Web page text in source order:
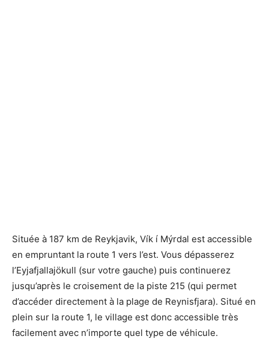
Située à 187 km de Reykjavik, Vík í Mýrdal est accessible
en empruntant la route 1 vers l’est. Vous dépasserez
l’Eyjafjallajökull (sur votre gauche) puis continuerez
jusqu’après le croisement de la piste 215 (qui permet
d’accéder directement à la plage de Reynisfjara). Situé en
plein sur la route 1, le village est donc accessible très
facilement avec n’importe quel type de véhicule.